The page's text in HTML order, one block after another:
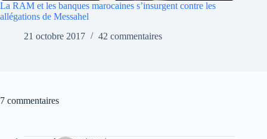
La RAM et les banques marocaines s’insurgent contre les
allégations de Messahel
21 octobre 2017
42 commentaires
7 commentaires